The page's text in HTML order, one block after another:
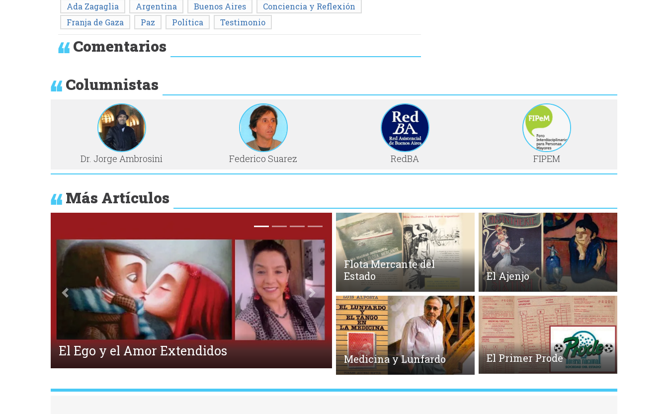
Ada Zagaglia Argentina Buenos Aires
Conciencia y Reflexión
Franja de Gaza
Paz Política Testimonio
Comentarios
Columnistas
Dr. Jorge Ambrosini Federico Suarez RedBA FIPEM
Más Artículos
¿Qué es la Ecpatía?
Anterior Siguiente
Flota Mercante del
Estado
El Ajenjo
Medicina y Lunfardo El Primer Prode